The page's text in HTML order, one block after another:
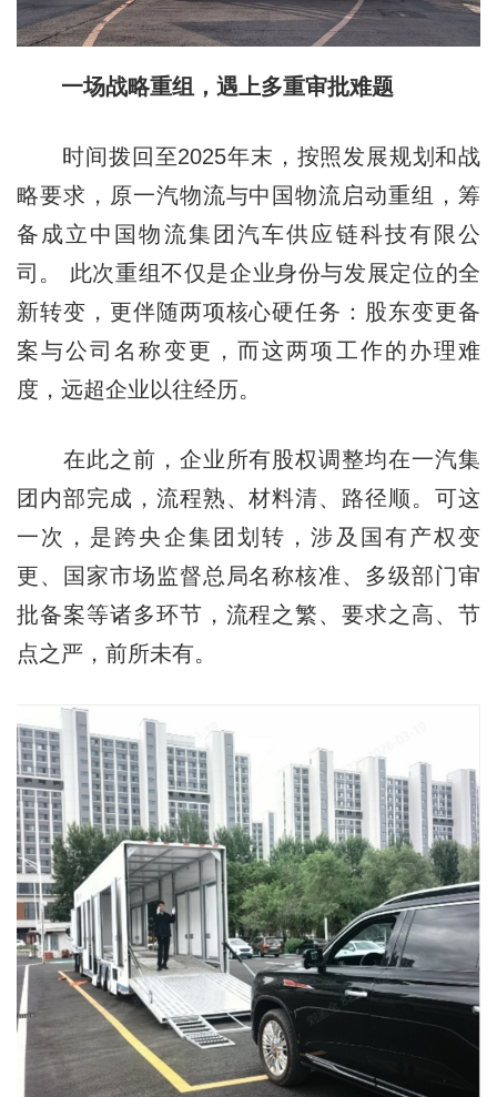
一场战略重组，遇上多重审批难题
时间拨回至2025年末，按照发展规划和战
略要求，原一汽物流与中国物流启动重组，筹
备成立中国物流集团汽车供应链科技有限公
司。 此次重组不仅是企业身份与发展定位的全
新转变，更伴随两项核心硬任务：股东变更备
案与公司名称变更，而这两项工作的办理难
度，远超企业以往经历。
在此之前，企业所有股权调整均在一汽集
团内部完成，流程熟、材料清、路径顺。可这
一次，是跨央企集团划转，涉及国有产权变
更、国家市场监督总局名称核准、多级部门审
批备案等诸多环节，流程之繁、要求之高、节
点之严，前所未有。